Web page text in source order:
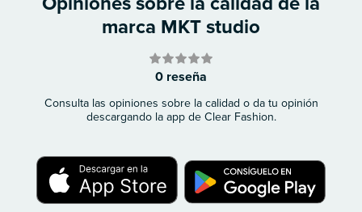
marca MKT studio
0 reseña
Consulta las opiniones sobre la calidad o da tu opinión
descargando la app de Clear Fashion.